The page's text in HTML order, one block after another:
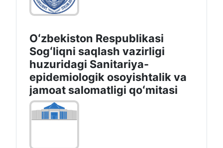
Oʻzbekiston Respublikasi
Sogʻliqni saqlash vazirligi
huzuridagi Sanitariya-
epidemiologik osoyishtalik va
jamoat salomatligi qoʻmitasi